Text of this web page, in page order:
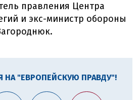
правления Центра
и экс-министр обороны
"ЕВРОПЕЙСКУЮ ПРАВДУ"!